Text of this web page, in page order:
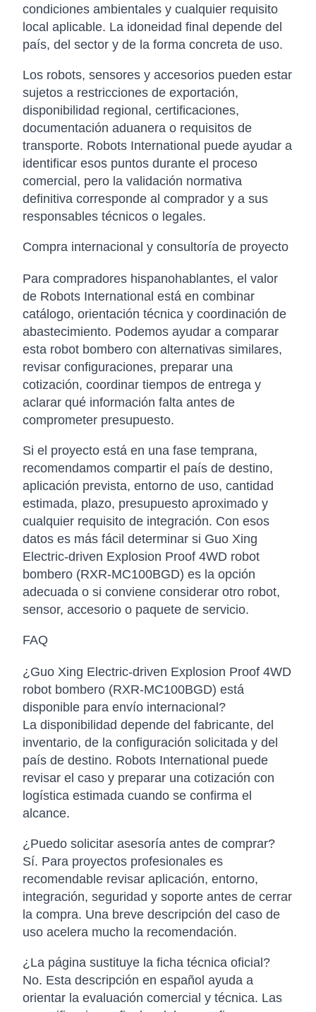
condiciones ambientales y cualquier requisito
local aplicable. La idoneidad final depende del
país, del sector y de la forma concreta de uso.
Los robots, sensores y accesorios pueden estar
sujetos a restricciones de exportación,
disponibilidad regional, certificaciones,
documentación aduanera o requisitos de
transporte. Robots International puede ayudar a
identificar esos puntos durante el proceso
comercial, pero la validación normativa
definitiva corresponde al comprador y a sus
responsables técnicos o legales.
Compra internacional y consultoría de proyecto
Para compradores hispanohablantes, el valor
de Robots International está en combinar
catálogo, orientación técnica y coordinación de
abastecimiento. Podemos ayudar a comparar
esta robot bombero con alternativas similares,
revisar configuraciones, preparar una
cotización, coordinar tiempos de entrega y
aclarar qué información falta antes de
comprometer presupuesto.
Si el proyecto está en una fase temprana,
recomendamos compartir el país de destino,
aplicación prevista, entorno de uso, cantidad
estimada, plazo, presupuesto aproximado y
cualquier requisito de integración. Con esos
datos es más fácil determinar si Guo Xing
Electric-driven Explosion Proof 4WD robot
bombero (RXR-MC100BGD) es la opción
adecuada o si conviene considerar otro robot,
sensor, accesorio o paquete de servicio.
FAQ
¿Guo Xing Electric-driven Explosion Proof 4WD
robot bombero (RXR-MC100BGD) está
disponible para envío internacional?
La disponibilidad depende del fabricante, del
inventario, de la configuración solicitada y del
país de destino. Robots International puede
revisar el caso y preparar una cotización con
logística estimada cuando se confirma el
alcance.
¿Puedo solicitar asesoría antes de comprar?
Sí. Para proyectos profesionales es
recomendable revisar aplicación, entorno,
integración, seguridad y soporte antes de cerrar
la compra. Una breve descripción del caso de
uso acelera mucho la recomendación.
¿La página sustituye la ficha técnica oficial?
No. Esta descripción en español ayuda a
orientar la evaluación comercial y técnica. Las